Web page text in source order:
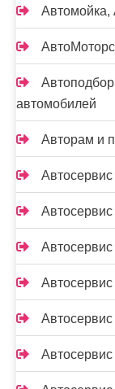
Автомойка,
автомобилей
Авторам и
Автосервис
Автосервис
Автосервис
Автосервис
Автосервис
Автосервис